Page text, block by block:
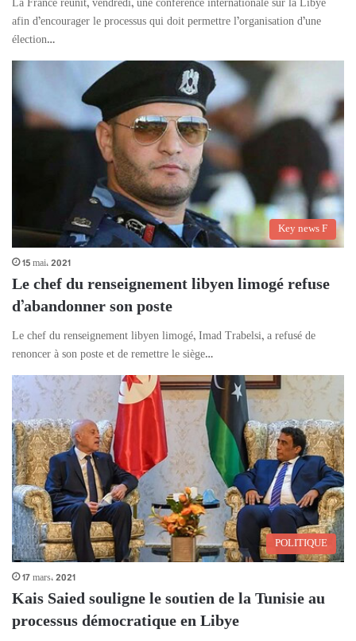
afin d’encourager le processus qui doit permettre l’organisation d’une
élection…
Key news F
15 mai، 2021
Le chef du renseignement libyen limogé refuse
d’abandonner son poste
Le chef du renseignement libyen limogé, Imad Trabelsi, a refusé de
renoncer à son poste et de remettre le siège…
POLITIQUE
17 mars، 2021
Kais Saied souligne le soutien de la Tunisie au
processus démocratique en Libye